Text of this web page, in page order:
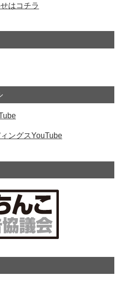
はコチラ
ングスYouTube